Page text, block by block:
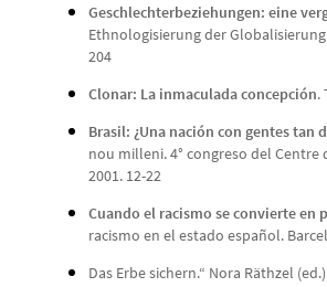
Geschlechterbeziehungen: eine
Ethnologisierung der
204
Clonar: La inmaculada concepción.
Brasil: ¿Una nación con gentes tan
nou milleni. 4° congreso del Centre
2001. 12-22
Cuando el racismo se convierte en
racismo en el estado español.
Das Erbe sichern.“ Nora Räthzel